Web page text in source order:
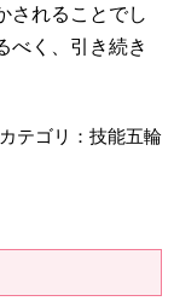
されることでし
べく、引き続き
カテゴリ：技能五輪